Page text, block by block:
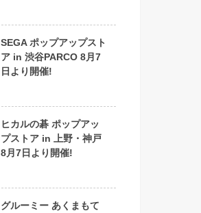
SEGA ポップアップスト
ア in 渋谷PARCO 8月7
日より開催!
ヒカルの碁 ポップアッ
プストア in 上野・神戸
8月7日より開催!
グルーミー あくまもて